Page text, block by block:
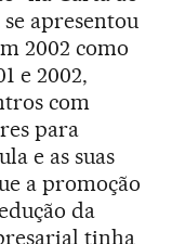
apresentou
2002 como
e 2002,
com
para
e as suas
a promoção
da
tinha